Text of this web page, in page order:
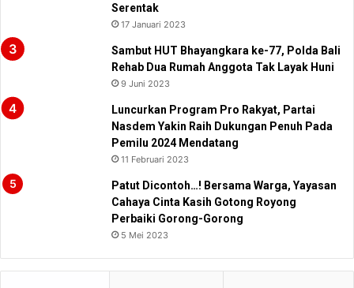
Serentak
17 Januari 2023
Sambut HUT Bhayangkara ke-77, Polda Bali
Rehab Dua Rumah Anggota Tak Layak Huni
9 Juni 2023
Luncurkan Program Pro Rakyat, Partai
Nasdem Yakin Raih Dukungan Penuh Pada
Pemilu 2024 Mendatang
11 Februari 2023
Patut Dicontoh…! Bersama Warga, Yayasan
Cahaya Cinta Kasih Gotong Royong
Perbaiki Gorong-Gorong
5 Mei 2023